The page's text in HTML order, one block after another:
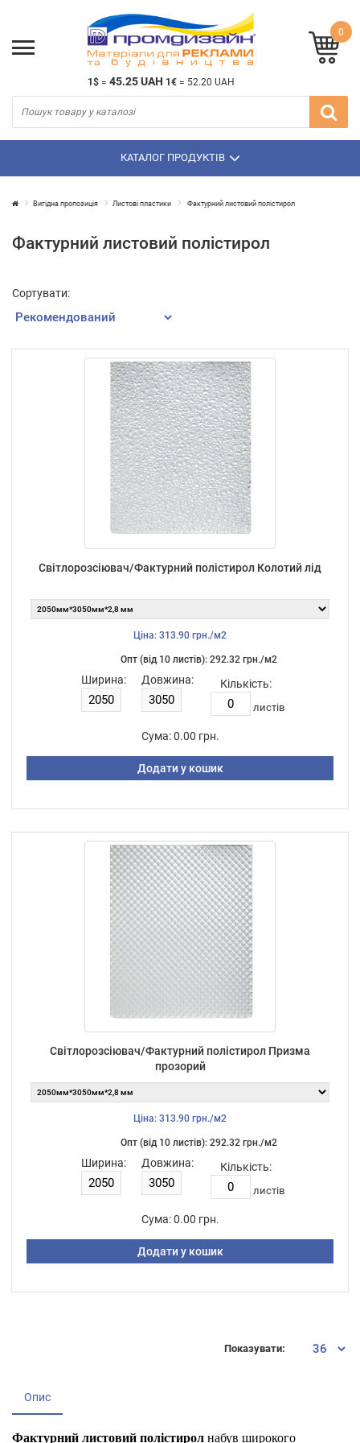
1$ = 45.25 UAH 1€ = 52.20 UAH
0
КАТАЛОГ ПРОДУКТІВ
Вигідна пропозиція Листові пластики Фактурний листовий полістирол
Фактурний листовий полістирол
Сортувати:
Світлорозсіювач/Фактурний полістирол Колотий лід
Ціна: 313.90 грн./м2
Опт (від 10 листiв): 292.32 грн./м2
Ширина: Довжина: Кількість:
листiв
Сума: 0.00 грн.
Додати у кошик
Світлорозсіювач/Фактурний полістирол Призма
прозорий
Ціна: 313.90 грн./м2
Опт (від 10 листiв): 292.32 грн./м2
Ширина: Довжина: Кількість:
листiв
Сума: 0.00 грн.
Додати у кошик
Показувати:
Опис
Фактурний листовий полістирол набув широкого